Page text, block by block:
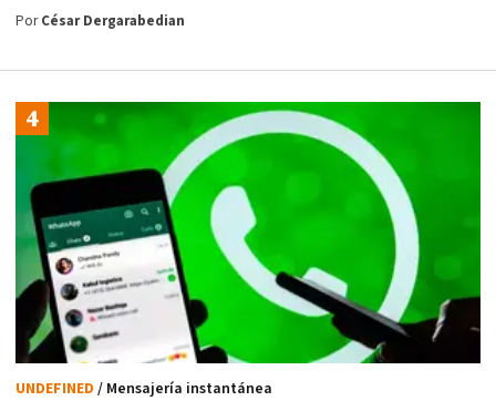
PorCésar Dergarabedian
UNDEFINED / Mensajería instantánea